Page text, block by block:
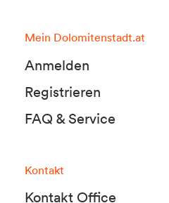
Mein Dolomitenstadt.at
Anmelden
Registrieren
FAQ & Service
Kontakt
Kontakt Office